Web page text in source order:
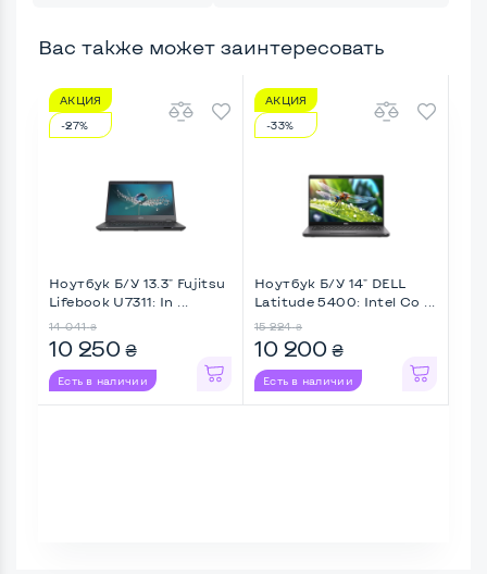
Вас также может заинтересовать
АКЦИЯ
-27%
Ноутбук Б/У 13.3" Fujitsu
Lifebook U7311: In ...
14 041 ₴
10 250 ₴
Есть в наличии
АКЦИЯ
-33%
Ноутбук Б/У 14" DELL
Latitude 5400: Intel Co ...
15 224 ₴
10 200 ₴
Есть в наличии